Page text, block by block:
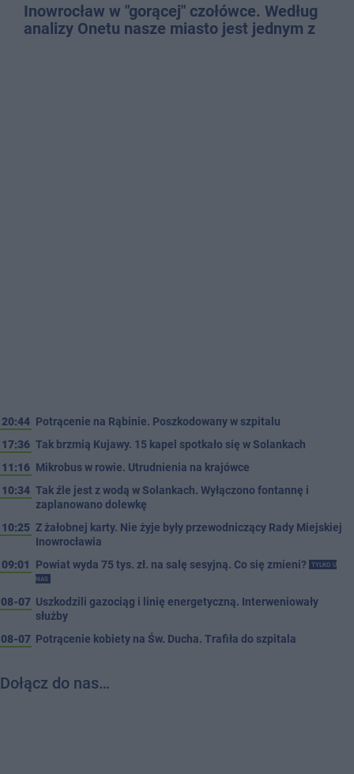
Inowrocław w "gorącej" czołówce. Według
analizy Onetu nasze miasto jest jednym z
20:44 Potrącenie na Rąbinie. Poszkodowany w szpitalu
17:36 Tak brzmią Kujawy. 15 kapel spotkało się w Solankach
11:16 Mikrobus w rowie. Utrudnienia na krajówce
10:34 Tak źle jest z wodą w Solankach. Wyłączono fontannę i
zaplanowano dolewkę
10:25 Z żałobnej karty. Nie żyje były przewodniczący Rady Miejskiej
Inowrocławia
09:01
Powiat wyda 75 tys. zł. na salę sesyjną. Co się zmieni?
TYLKO U
NAS
08-07 Uszkodzili gazociąg i linię energetyczną. Interweniowały
służby
08-07 Potrącenie kobiety na Św. Ducha. Trafiła do szpitala
Dołącz do nas…